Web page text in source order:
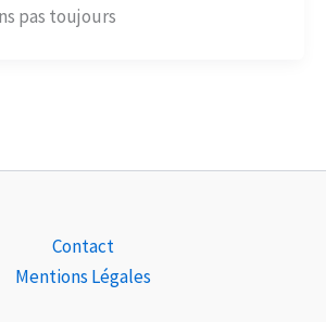
pas toujours
Contact
Mentions Légales